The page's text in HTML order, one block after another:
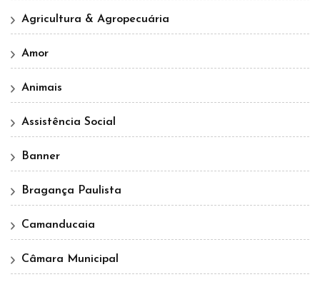
Agricultura & Agropecuária
Amor
Animais
Assistência Social
Banner
Bragança Paulista
Camanducaia
Câmara Municipal